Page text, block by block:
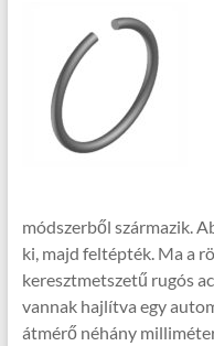
módszerből származik.
ki, majd feltépték. Ma a
keresztmetszetű rugós
vannak hajlítva egy
átmérő néhány